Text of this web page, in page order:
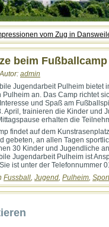
vom Zug in
beim
admin
Jugendarbeit Pulheim bietet
Pulheim an. Das Camp richtet
und Spaß am
April, trainieren die Kinder und
erhalten die
findet auf dem
gebeten, an allen Tagen
30 Kinder und Jugendliche
Jugendarbeit Pulheim ist
ist unter der Telefonnummer
Fussball, Jugend, Pulheim, Sport